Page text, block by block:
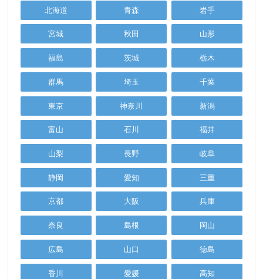
北海道 青森 岩手
宮城 秋田 山形
福島 茨城 栃木
群馬 埼玉 千葉
東京 神奈川 新潟
富山 石川 福井
山梨 長野 岐阜
静岡 愛知 三重
京都 大阪 兵庫
奈良 島根 岡山
広島 山口 徳島
香川 愛媛 高知